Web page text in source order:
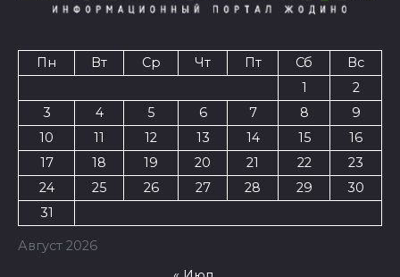
Август 2026
Пн Вт Ср Чт Пт Сб
Вс
1
2
3
4 5 6 7 8
9
10
11 12 13 14 15
16
17
18 19 20 21 22
23
24
25 26 27 28 29
30
31